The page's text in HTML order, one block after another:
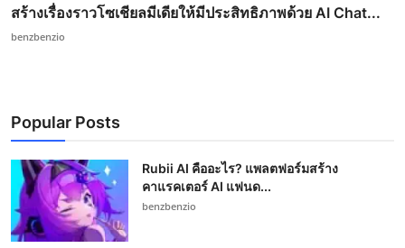
สร้างเรื่องราวโซเชียลมีเดียให้มีประสิทธิภาพด้วย AI Chat...
benzbenzio
Popular Posts
Rubii AI คืออะไร? แพลตฟอร์มสร้าง
คาแรคเตอร์ AI แฟนด...
benzbenzio